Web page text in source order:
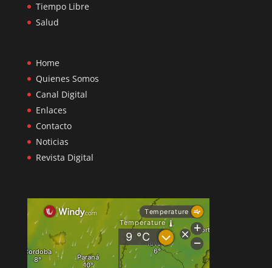
Tiempo Libre
Salud
Home
Quienes Somos
Canal Digital
Enlaces
Contacto
Noticias
Revista Digital